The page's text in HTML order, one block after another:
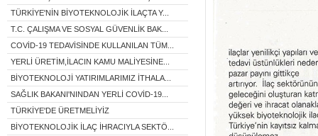
TÜRKİYE'NİN BİYOTEKNOLOJİK İLAÇTA Y...
T.C. ÇALIŞMA VE SOSYAL GÜVENLİK BAK...
COVİD-19 TEDAVİSİNDE KULLANILAN TÜM...
YERLİ ÜRETİM,İLACIN KAMU MALİYESİNE...
BİYOTEKNOLOJİ YATIRIMLARIMIZ İTHALA...
SAĞLIK BAKANI'NINDAN YERLİ COVİD-19...
TÜRKİYE'DE ÜRETMELİYİZ
BİYOTEKNOLOJİK İLAÇ İHRACIYLA SEKTÖ...